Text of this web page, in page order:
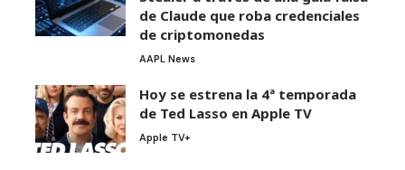
de Claude que roba credenciales
de criptomonedas
AAPL News
Hoy se estrena la 4ª temporada
de Ted Lasso en Apple TV
Apple TV+